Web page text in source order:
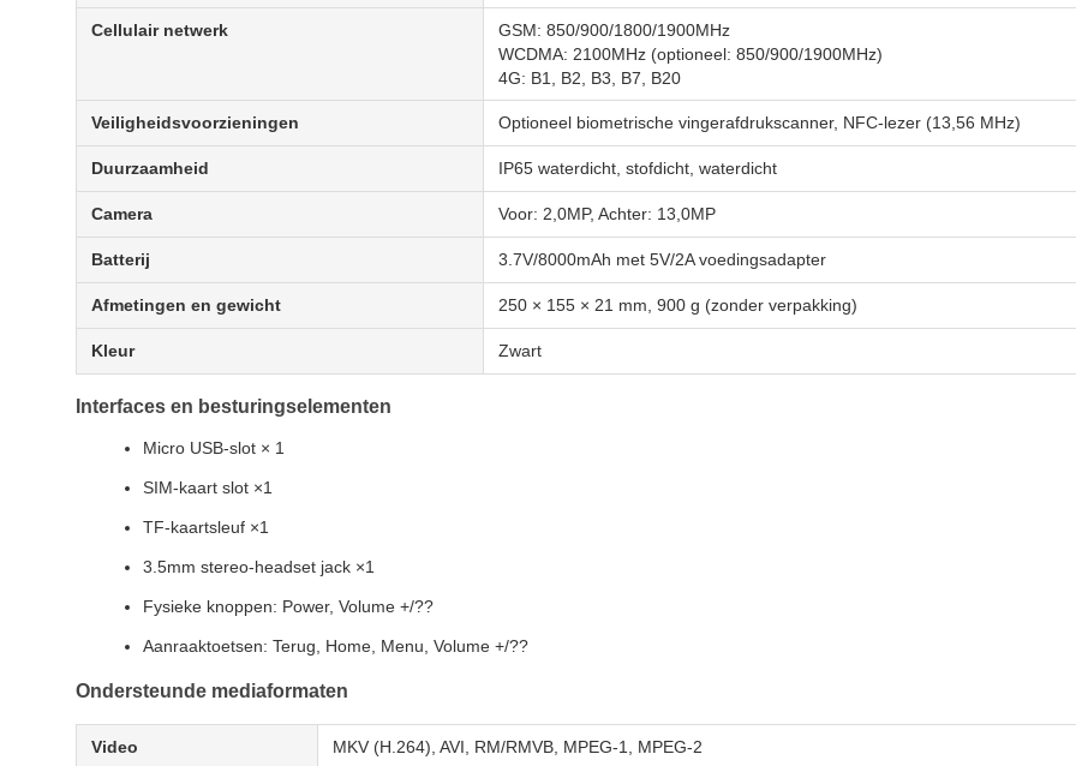
Cellulair netwerk
GSM: 850/900/1800/1900MHz
WCDMA: 2100MHz (optioneel: 850/900/1900MHz)
4G: B1, B2, B3, B7, B20
Veiligheidsvoorzieningen Optioneel biometrische vingerafdrukscanner, NFC-lezer (13,56 MHz)
Duurzaamheid IP65 waterdicht, stofdicht, waterdicht
Camera Voor: 2,0MP, Achter: 13,0MP
Batterij 3.7V/8000mAh met 5V/2A voedingsadapter
Afmetingen en gewicht 250 × 155 × 21 mm, 900 g (zonder verpakking)
Kleur Zwart
Interfaces en besturingselementen
Micro USB-slot × 1
SIM-kaart slot ×1
TF-kaartsleuf ×1
3.5mm stereo-headset jack ×1
Fysieke knoppen: Power, Volume +/??
Aanraaktoetsen: Terug, Home, Menu, Volume +/??
Ondersteunde mediaformaten
Video MKV (H.264), AVI, RM/RMVB, MPEG-1, MPEG-2